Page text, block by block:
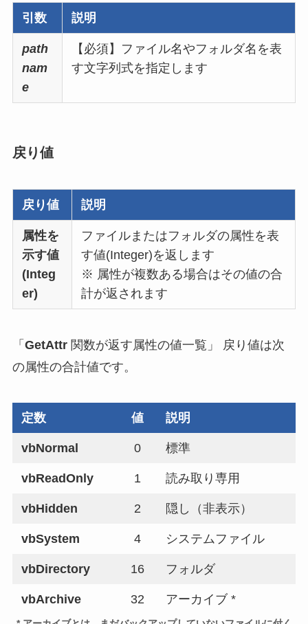
引数 説明
path
nam
e
【必須】 ファイル名やフォルダ名を表
す文字列式を指定します
戻り値
戻り値 説明
属性を
示す値
(Integ
er)
ファイルまたはフォルダの属性を表
す値(Integer)を返します
※ 属性が複数ある場合はその値の合
計が返されます
「 GetAttr関数が返す属性の値一覧」
戻り値は次
の属性の合計値です。
定数 値 説明
vbNormal 0 標準
vbReadOnly 1 読み取り専用
vbHidden 2 隠し（非表示）
vbSystem 4 システムファイル
vbDirectory 16 フォルダ
vbArchive 32 アーカイブ *